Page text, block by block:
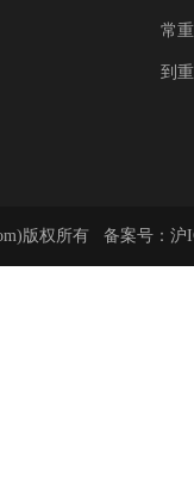
常
到
版权所有 备案号： 沪